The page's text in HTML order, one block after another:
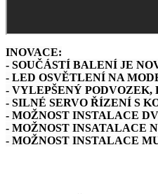
INOVACE:
- SOUČÁSTÍ BALENÍ JE
- LED OSVĚTLENÍ NA
- VYLEPŠENÝ
- SILNÉ SERVO ŘÍZENÍ S
- MOŽNOST INSTALACE
- MOŽNOST INSATALACE
- MOŽNOST INSTALACE